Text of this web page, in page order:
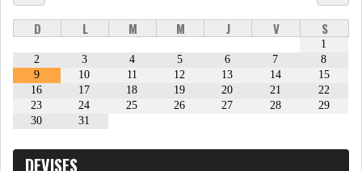
INTERVIEWS
TUSTEX PLUS
D L M M J V S
1
2
3 4 5 6 7
8
9
10 11 12 13 14
15
16
17 18 19 20 21
22
23
24 25 26 27 28
29
30
31
DEVISES